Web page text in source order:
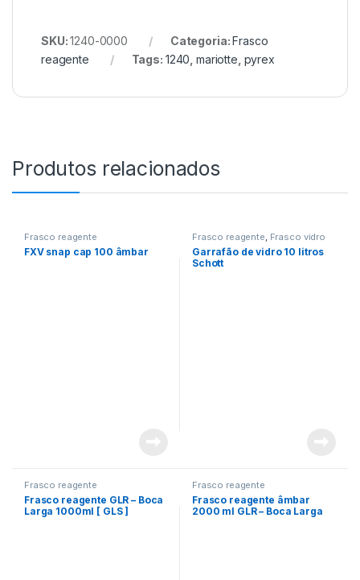
SKU:1240-0000 Categoria:Frasco
reagente
Tags: 1240 mariotte pyrex
Produtos relacionados
Frasco reagente
FXV snap cap 100 âmbar
Frasco reagente Frasco vidro
Garrafão de vidro 10 litros
Schott
Frasco reagente
Frasco reagente GLR – Boca
Larga 1000ml [ GLS ]
Frasco reagente
Frasco reagente âmbar
2000 ml GLR – Boca Larga